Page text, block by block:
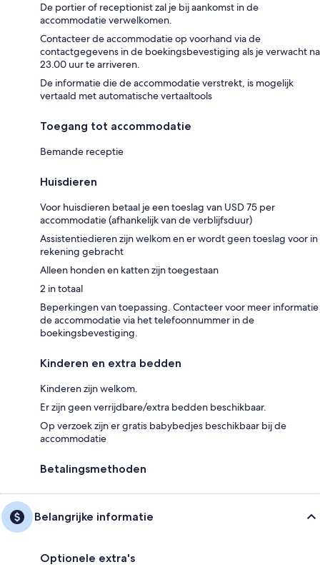
De portier of receptionist zal je bij aankomst in de
accommodatie verwelkomen.
Contacteer de accommodatie op voorhand via de
contactgegevens in de boekingsbevestiging als je verwacht na
23.00 uur te arriveren.
De informatie die de accommodatie verstrekt, is mogelijk
vertaald met automatische vertaaltools
Toegang tot accommodatie
Bemande receptie
Huisdieren
Voor huisdieren betaal je een toeslag van USD 75 per
accommodatie (afhankelijk van de verblijfsduur)
Assistentiedieren zijn welkom en er wordt geen toeslag voor in
rekening gebracht
Alleen honden en katten zijn toegestaan
2 in totaal
Beperkingen van toepassing. Contacteer voor meer informatie
de accommodatie via het telefoonnummer in de
boekingsbevestiging.
Kinderen en extra bedden
Kinderen zijn welkom.
Er zijn geen verrijdbare/extra bedden beschikbaar.
Op verzoek zijn er gratis babybedjes beschikbaar bij de
accommodatie
Betalingsmethoden
Belangrijke informatie
Optionele extra's